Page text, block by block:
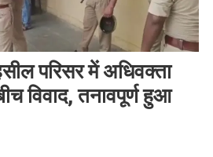
परिसर में अधिवक्ता
विवाद, तनावपूर्ण हुआ